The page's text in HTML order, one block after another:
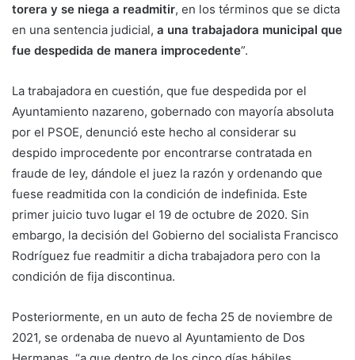
torera y se niega a readmitir, en los términos que se dicta
en una sentencia judicial, a una trabajadora municipal que
fue despedida de manera improcedente”.
La trabajadora en cuestión, que fue despedida por el
Ayuntamiento nazareno, gobernado con mayoría absoluta
por el PSOE, denunció este hecho al considerar su
despido improcedente por encontrarse contratada en
fraude de ley, dándole el juez la razón y ordenando que
fuese readmitida con la condición de indefinida. Este
primer juicio tuvo lugar el 19 de octubre de 2020. Sin
embargo, la decisión del Gobierno del socialista Francisco
Rodríguez fue readmitir a dicha trabajadora pero con la
condición de fija discontinua.
Posteriormente, en un auto de fecha 25 de noviembre de
2021, se ordenaba de nuevo al Ayuntamiento de Dos